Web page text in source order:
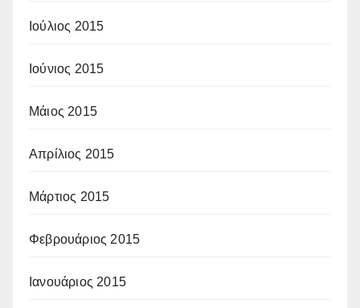
Ιούλιος 2015
Ιούνιος 2015
Μάιος 2015
Απρίλιος 2015
Μάρτιος 2015
Φεβρουάριος 2015
Ιανουάριος 2015